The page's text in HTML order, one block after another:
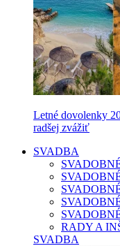
Letné dovolenky
radšej zvážiť
SVADBA
RADY A
SVADBA